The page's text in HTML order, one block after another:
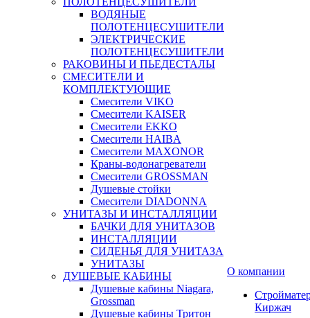
ВОДЯНЫЕ
ПОЛОТЕНЦЕСУШИТЕЛИ
ЭЛЕКТРИЧЕСКИЕ
ПОЛОТЕНЦЕСУШИТЕЛИ
РАКОВИНЫ И ПЬЕДЕСТАЛЫ
СМЕСИТЕЛИ И
КОМПЛЕКТУЮЩИЕ
Смесители VIKO
Смесители KAISER
Смесители EKKO
Смесители HAIBA
Смесители MAXONOR
Краны-водонагреватели
Смесители GROSSMAN
Душевые стойки
Смесители DIADONNA
УНИТАЗЫ И ИНСТАЛЛЯЦИИ
БАЧКИ ДЛЯ УНИТАЗОВ
ИНСТАЛЛЯЦИИ
СИДЕНЬЯ ДЛЯ УНИТАЗА
УНИТАЗЫ
ДУШЕВЫЕ КАБИНЫ
Душевые кабины Niagara,
Grossman
Душевые кабины Тритон
О компании
Киржач